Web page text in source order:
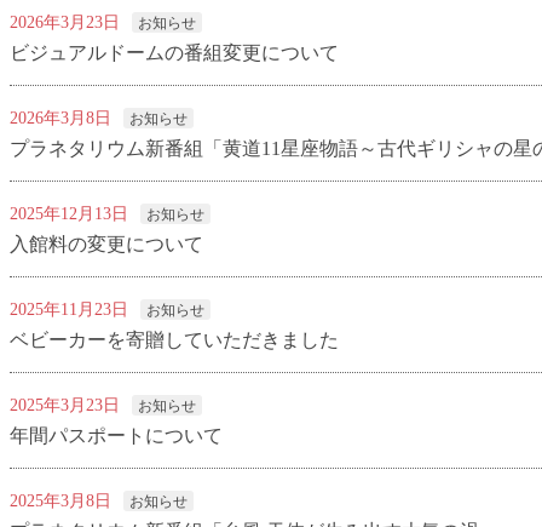
2026年3月23日 お知らせ
ビジュアルドームの番組変更について
2026年3月8日 お知らせ
プラネタリウム新番組「黄道11星座物語～古代ギリシャの星
2025年12月13日 お知らせ
入館料の変更について
2025年11月23日 お知らせ
ベビーカーを寄贈していただきました
2025年3月23日 お知らせ
年間パスポートについて
2025年3月8日 お知らせ